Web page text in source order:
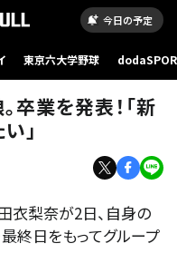
今日の予定
東京六大学野球
卒業を発表！「新
」
衣梨奈が2日、自身の
終日をもってグループ